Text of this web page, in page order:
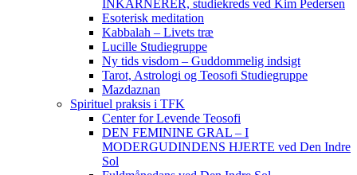
INKARNERER, studiekreds ved Kim Pedersen
Esoterisk meditation
Kabbalah – Livets træ
Lucille Studiegruppe
Ny tids visdom – Guddommelig indsigt
Tarot, Astrologi og Teosofi Studiegruppe
Mazdaznan
Spirituel praksis i TFK
Center for Levende Teosofi
DEN FEMININE GRAL – I
MODERGUDINDENS HJERTE ved Den Indre
Sol